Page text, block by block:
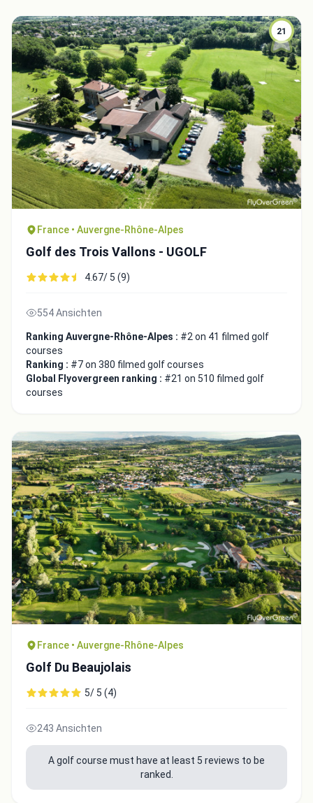
21
France • Auvergne-Rhône-Alpes
Golf des Trois Vallons - UGOLF
4.67/ 5 (9)
554 Ansichten
Ranking Auvergne-Rhône-Alpes : #2 on 41 filmed golf
courses
Ranking : #7 on 380 filmed golf courses
Global Flyovergreen ranking : #21 on 510 filmed golf
courses
France • Auvergne-Rhône-Alpes
Golf Du Beaujolais
5/ 5 (4)
243 Ansichten
A golf course must have at least 5 reviews to be
ranked.
Close